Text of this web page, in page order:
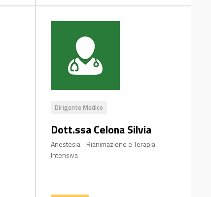
Dirigente Medico
Dott.ssa Celona Silvia
Anestesia - Rianimazione e Terapia
Intensiva